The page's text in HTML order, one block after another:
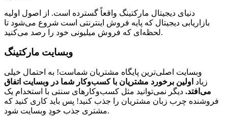
دنیای دیجیتال مارکتینگ واقعاً گسترده است. از اصول اولیه
بازاریابی دیجیتال که پایه فروش اینترنتی است شروع می‌شود تا
لحظه‌ای که فروش میلیونی خود را رصد می‌کنید.
وبسایت مارکتینگ
وبسایت اصلی‌ترین پایگاه مشتریان شماست! به احتمال خیلی
زیاد اولین برخورد مشتریان با کسب‌وکار شما در وبسایت اتفاق
می‌افتد. دیگر نمی‌توانید مثل کسب‌وکارهای سنتی با استخدام یک
فروشنده چرب زبان مشتریان را جذب کنید! پس باید کاری کنید که
مشتری جذب خودِ وبسایت شود.